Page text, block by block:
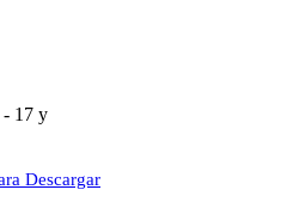
- 17 y
Descargar